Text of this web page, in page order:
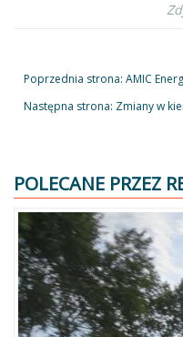
Poprzednia strona: AMIC
Następna strona: Zmiany w
POLECANE PRZEZ